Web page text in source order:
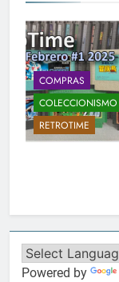
COMPRAS
COLECCIONISMO
RETROTIME
Powered by